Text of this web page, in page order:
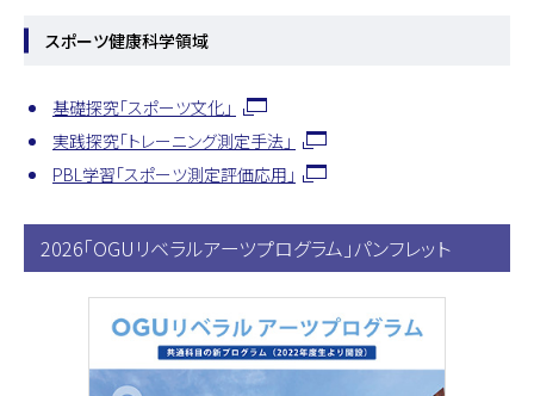
スポーツ健康科学領域
基礎探究「スポーツ文化」
実践探究「トレーニング測定手法」
PBL学習「スポーツ測定評価応用」
2026「OGUリベラルアーツプログラム」パンフレット